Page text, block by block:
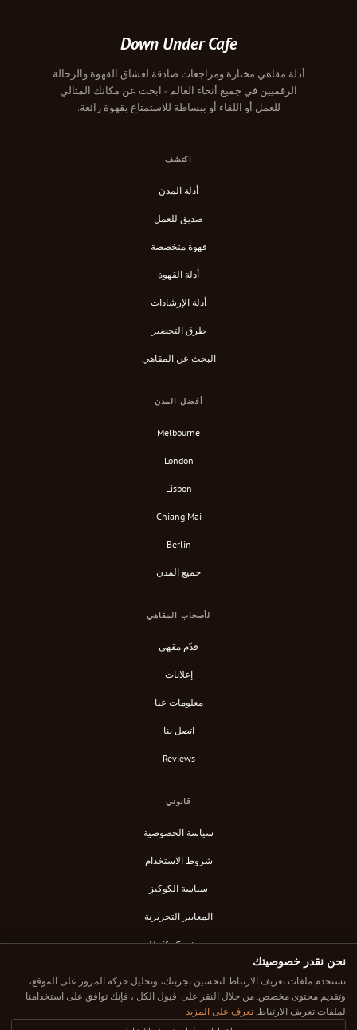
Down Under Cafe
أدلة مقاهي مختارة ومراجعات صادقة لعشاق القهوة والرحالة
الرقميين في جميع أنحاء العالم - ابحث عن مكانك المثالي
للعمل أو اللقاء أو ببساطة للاستمتاع بقهوة رائعة.
اكتشف
أدلة المدن
صديق للعمل
قهوة متخصصة
أدلة القهوة
أدلة الإرشادات
طرق التحضير
البحث عن المقاهي
أفضل المدن
Melbourne
London
Lisbon
Chiang Mai
Berlin
جميع المدن
لأصحاب المقاهي
قدّم مقهى
إعلانات
معلومات عنا
اتصل بنا
Reviews
قانوني
سياسة الخصوصية
شروط الاستخدام
سياسة الكوكيز
المعايير التحريرية
Verify Content
نحن نقدر خصوصيتك
نستخدم ملفات تعريف الارتباط لتحسين تجربتك، وتحليل حركة المرور على الموقع،
وتقديم محتوى مخصص. من خلال النقر على 'قبول الكل'، فإنك توافق على استخدامنا
لملفات تعريف الارتباط. تعرف على المزيد